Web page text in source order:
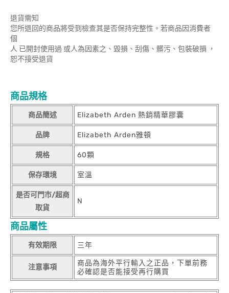
退貨需知
您所退回的商品將受到檢查其是否保持完整性。若商品因消費者
個
人 已開封使用過 或人為因素之、毀損、刮傷、髒污、包裝破損 ，
恕不接受退貨
商品規格
商品簡述 Elizabeth Arden 熱銷精華膠囊
品牌 Elizabeth Arden雅頓
規格 60顆
保存環境 室溫
是否可門市/超商
取貨
N
商品屬性
有效期限 三年
注意事項
商品為海外平行輸入之正品，下單前務
必確認是否能接受再行購買